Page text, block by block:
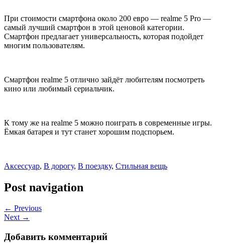
При стоимости смартфона около 200 евро — realme 5 Pro —
самый лучший смартфон в этой ценовой категории.
Смартфон предлагает универсальность, которая подойдет
многим пользователям.
Смартфон realme 5 отлично зайдёт любителям посмотреть
кино или любимый сериальчик.
К тому же на realme 5 можно поиграть в современные игры.
Ёмкая батарея и тут станет хорошим подспорьем.
Аксессуар, В дорогу, В поездку, Стильная вещь
Post navigation
← Previous
Next →
Добавить комментарий